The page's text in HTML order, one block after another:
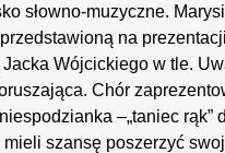
słowno-muzyczne.
na
Wójcickiego w tle.
Chór
–„taniec rąk”
szansę poszerzyć